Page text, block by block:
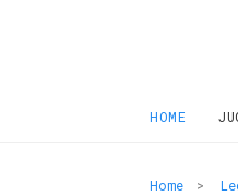
HOME
Home >